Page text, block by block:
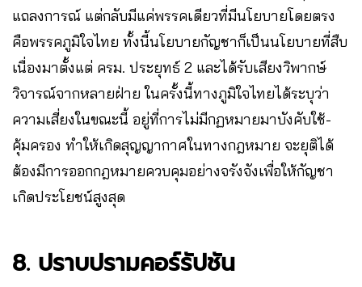
แถลงการณ์ แต่กลับมีแค่พรรคเดียวที่มีนโยบายโดยตรง
คือพรรคภูมิใจไทย ทั้งนี้นโยบายกัญชาก็เป็นนโยบายที่สืบ
เนื่องมาตั้งแต่ ครม. ประยุทธ์ 2 และได้รับเสียงวิพากษ์
วิจารณ์จากหลายฝ่าย ในครั้งนี้ทางภูมิใจไทยได้ระบุว่า
ความเสี่ยงในขณะนี้ อยู่ที่การไม่มีกฏหมายมาบังคับใช้-
คุ้มครอง ทำให้เกิดสุญญากาศในทางกฎหมาย จะยุติได้
ต้องมีการออกกฎหมายควบคุมอย่างจรังจังเพื่อให้กัญชา
เกิดประโยชน์สูงสุด
8. ปราบปรามคอร์รัปชัน